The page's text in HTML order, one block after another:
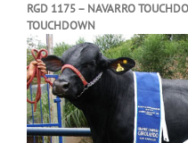
RGD 1175 – NAVARRO
TOUCHDOWN